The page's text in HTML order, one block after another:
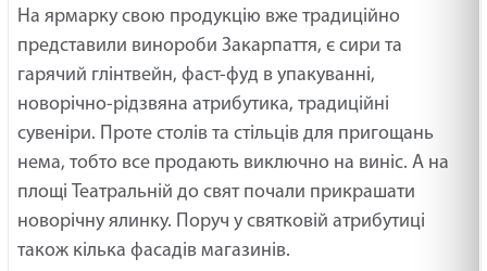
ГОСПОДНІЙ GPS /1504/ Майтеся файно
19.02.2025
Ти сьогодні молодший чи старший син? Неділя
про блудного сина. Лк
19.02.2025
КУДИ ПАЛКА ВПАДЕ /1503/ Майтеся файно
19.02.2025
На ярмарку свою продукцію вже традиційно
представили винороби Закарпаття, є сири та
гарячий глінтвейн, фаст-фуд в упакуванні,
новорічно-рідзвяна атрибутика, традиційні
сувеніри. Проте столів та стільців для пригощань
нема, тобто все продають виключно на виніс. А на
площі Театральній до свят почали прикрашати
новорічну ялинку. Поруч у святковій атрибутиці
також кілька фасадів магазинів.